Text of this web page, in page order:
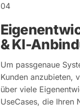
04
& KI-
Um passgenaue
Kunden anzubieten,
über viele
UseCases, die Ihren